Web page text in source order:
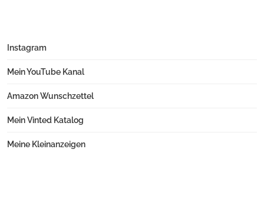
Instagram
Mein YouTube Kanal
Amazon Wunschzettel
Mein Vinted Katalog
Meine Kleinanzeigen